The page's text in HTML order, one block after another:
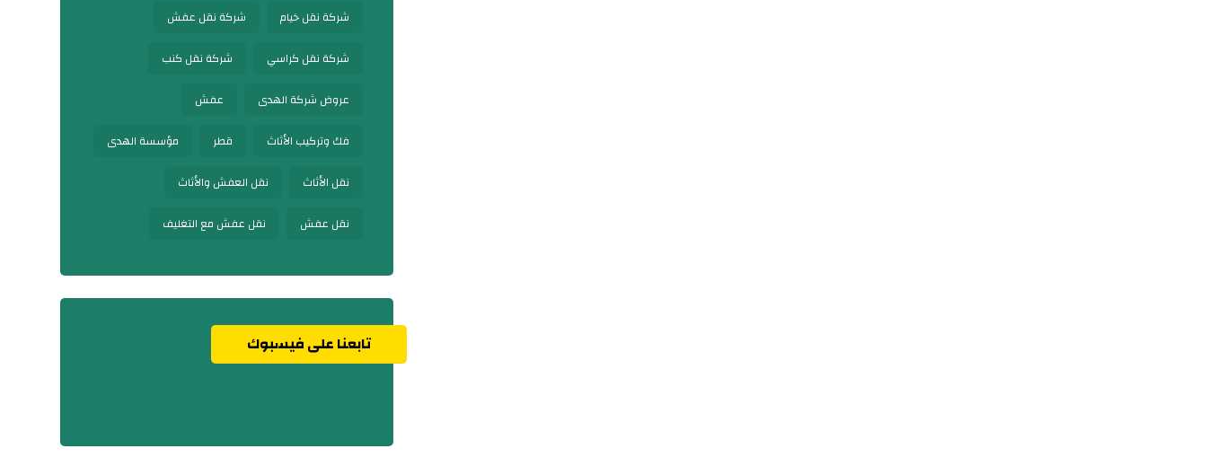
شركة نقل خيام شركة نقل عفش
شركة نقل كراسي شركة نقل كنب
عروض شركة الهدى عفش
فك وتركيب الأثاث قطر مؤسسة الهدى
نقل الأثاث نقل العفش والأثاث
نقل عفش نقل عفش مع التغليف
تابعنا على فيسبوك